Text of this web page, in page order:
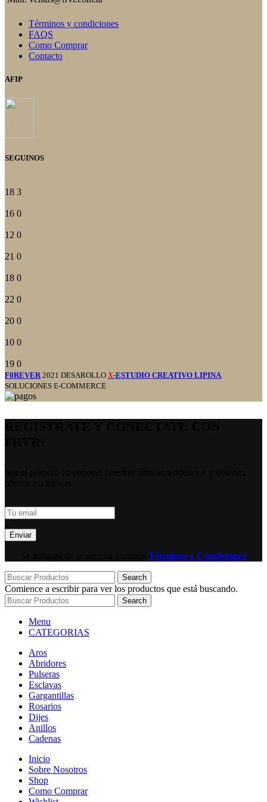
Términos y condiciones
FAQS
Como Comprar
Contacto
AFIP
SEGUINOS
18 3
16 0
12 0
21 0
18 0
22 0
20 0
10 0
19 0
F0REVER 2021 DESAROLLO X-ESTUDIO CREATIVO LIPINA
SOLUCIONES E-COMMERCE
Términos y Condiciones
Search
Comience a escribir para ver los productos que está buscando.
Search
Menu
CATEGORIAS
Aros
Abridores
Pulseras
Esclavas
Gargantillas
Rosarios
Dijes
Anillos
Cadenas
Inicio
Sobre Nosotros
Shop
Como Comprar